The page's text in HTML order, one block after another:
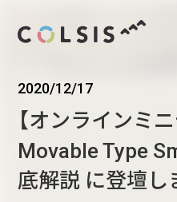
About us
コルシスについて
2020/12/17
【オンラインミ
Movable Type
底解説 に登壇し